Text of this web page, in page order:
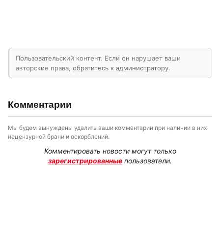
Пользовательский контент. Если он нарушает ваши
авторские права, обратитесь к администратору.
Комментарии
Мы будем вынуждены удалить ваши комментарии при наличии в них
нецензурной брани и оскорблений.
Комментировать новости могут только
зарегистрированные пользователи.